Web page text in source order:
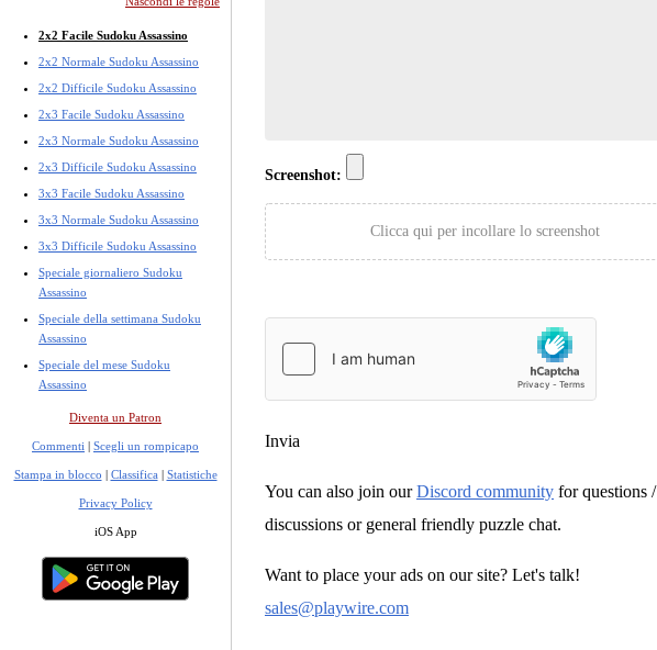
2x2 Facile Sudoku Assassino
2x2 Normale Sudoku Assassino
2x2 Difficile Sudoku Assassino
2x3 Facile Sudoku Assassino
2x3 Normale Sudoku Assassino
2x3 Difficile Sudoku Assassino
3x3 Facile Sudoku Assassino
3x3 Normale Sudoku Assassino
3x3 Difficile Sudoku Assassino
Speciale giornaliero Sudoku
Assassino
Speciale della settimana Sudoku
Assassino
Speciale del mese Sudoku
Assassino
Diventa un Patron
Commenti | Scegli un rompicapo
Stampa in blocco | Classifica | Statistiche
Privacy Policy
iOS App
Screenshot:
Clicca qui per incollare lo screenshot
Invia
You can also join ourDiscord community for questions /
discussions or general friendly puzzle chat.
Want to place your ads on our site? Let's talk!
sales@playwire.com